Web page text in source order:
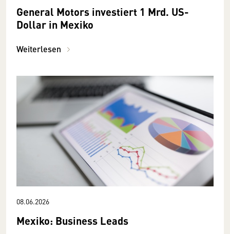
General Motors investiert 1 Mrd. US-
Dollar in Mexiko
Weiterlesen
08.06.2026
Mexiko: Business Leads